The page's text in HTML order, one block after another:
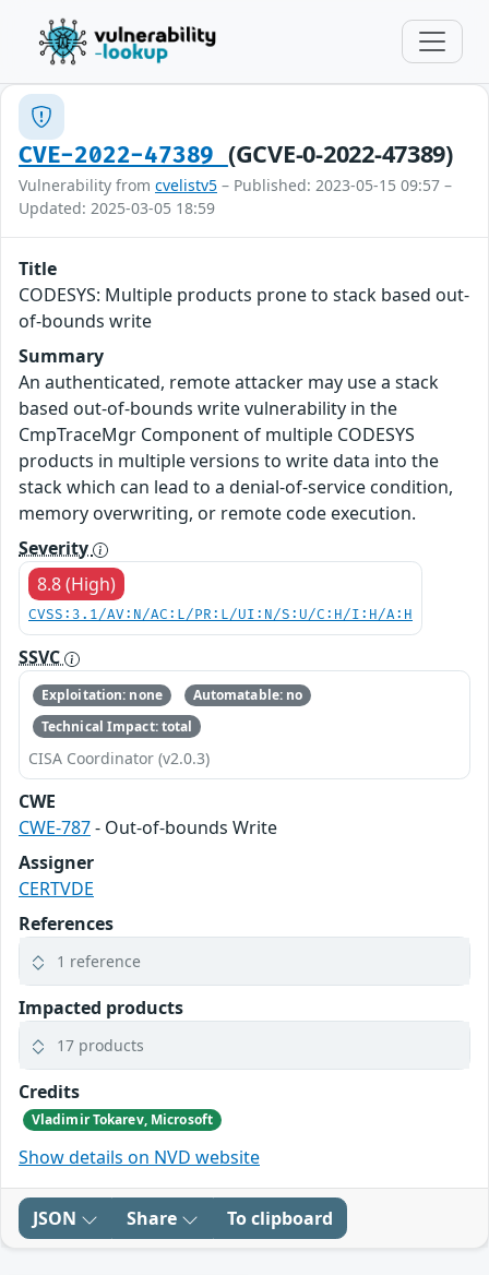
CVE-2022-47389 (GCVE-0-2022-47389)
Vulnerability from cvelistv5 – Published: 2023-05-15 09:57 –
Updated: 2025-03-05 18:59
Title
CODESYS: Multiple products prone to stack based out-
of-bounds write
Summary
An authenticated, remote attacker may use a stack
based out-of-bounds write vulnerability in the
CmpTraceMgr Component of multiple CODESYS
products in multiple versions to write data into the
stack which can lead to a denial-of-service condition,
memory overwriting, or remote code execution.
Severity
8.8 (High)
CVSS:3.1/AV:N/AC:L/PR:L/UI:N/S:U/C:H/I:H/A:H
SSVC
Exploitation: none
Automatable: no
Technical Impact: total
CISA Coordinator (v2.0.3)
CWE
CWE-787- Out-of-bounds Write
Assigner
CERTVDE
References
1 reference
Impacted products
17 products
Credits
Vladimir Tokarev, Microsoft
Show details on NVD website
JSON Share To clipboard